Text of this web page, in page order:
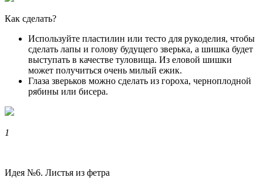
Как сделать?
Используйте пластилин или тесто для рукоделия, чтобы
сделать лапы и голову будущего зверька, а шишка будет
выступать в качестве туловища. Из еловой шишки
может получиться очень милый ежик.
Глаза зверьков можно сделать из гороха, черноплодной
рябины или бисера.
1
Идея №6. Листья из фетра